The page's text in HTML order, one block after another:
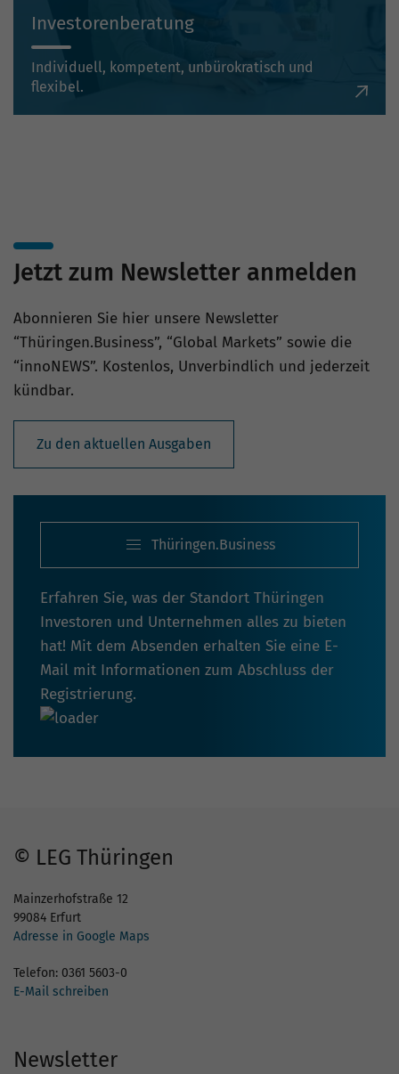
Investorenberatung
Individuell, kompetent, unbürokratisch und
flexibel.
Jetzt zum Newsletter anmelden
Abonnieren Sie hier unsere Newsletter
“Thüringen.Business”, “Global Markets” sowie die
“innoNEWS”. Kostenlos, Unverbindlich und jederzeit
kündbar.
Zu den aktuellen Ausgaben
Thüringen.Business
Erfahren Sie, was der Standort Thüringen
Investoren und Unternehmen alles zu bieten
hat! Mit dem Absenden erhalten Sie eine E-
Mail mit Informationen zum Abschluss der
Registrierung.
© LEG Thüringen
Mainzerhofstraße 12
99084 Erfurt
Adresse in Google Maps
Telefon: 0361 5603-0
E-Mail schreiben
Newsletter